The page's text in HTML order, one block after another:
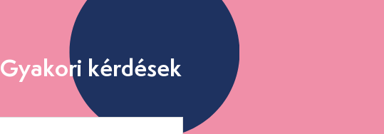
Gyakori kérdések